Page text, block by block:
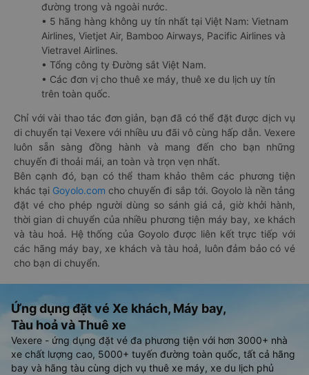
đường trong và ngoài nước.
• 5 hãng hàng không uy tín nhất tại Việt Nam: Vietnam
Airlines, Vietjet Air, Bamboo Airways, Pacific Airlines và
Vietravel Airlines.
• Tổng công ty Đường sắt Việt Nam.
• Các đơn vị cho thuê xe máy, thuê xe du lịch uy tín
trên toàn quốc.
Chỉ với vài thao tác đơn giản, bạn đã có thể đặt được dịch vụ
di chuyển tại Vexere với nhiều ưu đãi vô cùng hấp dẫn. Vexere
luôn sẵn sàng đồng hành và mang đến cho bạn những
chuyến đi thoải mái, an toàn và trọn vẹn nhất.
Bên cạnh đó, bạn có thể tham khảo thêm các phương tiện
khác tại Goyolo.com cho chuyến đi sắp tới. Goyolo là nền tảng
đặt vé cho phép người dùng so sánh giá cả, giờ khởi hành,
thời gian di chuyển của nhiều phương tiện máy bay, xe khách
và tàu hoả. Hệ thống của Goyolo được liên kết trực tiếp với
các hãng máy bay, xe khách và tàu hoả, luôn đảm bảo có vé
cho bạn di chuyển.
Ứng dụng đặt vé Xe khách, Máy bay,
Tàu hoả và Thuê xe
Vexere - ứng dụng đặt vé đa phương tiện với hơn 3000+ nhà
xe chất lượng cao, 5000+ tuyến đường toàn quốc, tất cả hãng
bay và hãng tàu cùng dịch vụ thuê xe máy, xe du lịch phủ